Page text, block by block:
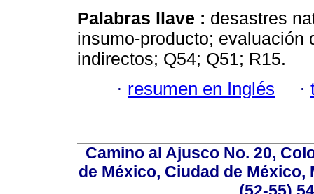
Palabras llave : desastres
insumo-producto; evaluación
indirectos; Q54; Q51; R15.
· resumen en Inglés ·
Camino al Ajusco No. 20,
de México, Ciudad de México,